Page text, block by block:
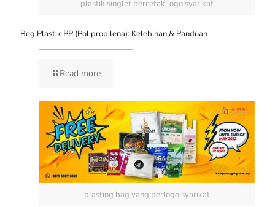
plastik singlet bercetak logo syarikat
Beg Plastik PP (Polipropilena): Kelebihan & Panduan
Read more
plasting bag yang berlogo syarikat